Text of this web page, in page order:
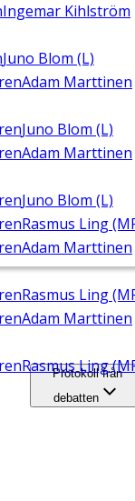
Ingemar Kihlström
Juno Blom (L)
Adam Marttinen
Juno Blom (L)
Adam Marttinen
Juno Blom (L)
Rasmus Ling
Adam Marttinen
Rasmus Ling
Adam Marttinen
Rasmus Ling
Protokoll från
debatten